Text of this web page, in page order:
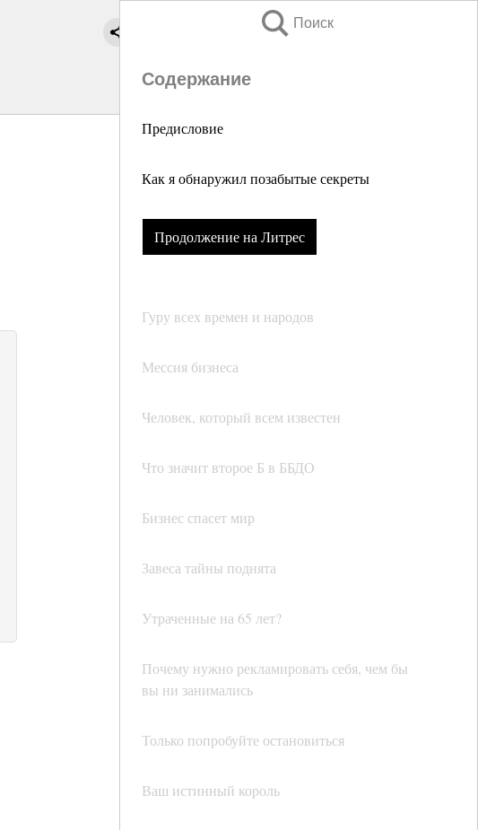
Поиск
Содержание
Предисловие
Как я обнаружил позабытые секреты
Продолжение на Литрес
Гуру всех времен и народов
Мессия бизнеса
Человек, который всем известен
Что значит второе Б в ББДО
Бизнес спасет мир
Завеса тайны поднята
Утраченные на 65 лет?
Почему нужно рекламировать себя, чем бы
вы ни занимались
Только попробуйте остановиться
Ваш истинный король